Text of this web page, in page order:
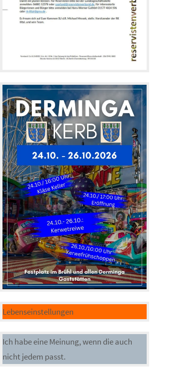
Lebenseinstellungen
Ich habe eine Meinung, wenn die auch
nicht jedem passt.